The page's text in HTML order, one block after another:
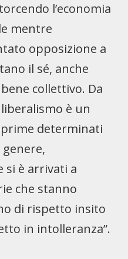
l’economia
mentre
opposizione a
il sé, anche
collettivo. Da
è un
determinati
si è arrivati a
che stanno
di rispetto insito
in intolleranza”.